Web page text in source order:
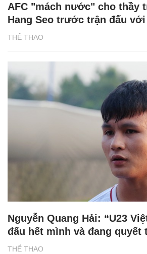
THỂ THAO
AFC "mách nước" cho thầy
Hang Seo trước trận đấu với
THỂ THAO
Nguyễn Quang Hải: “U23
đấu hết mình và đang quyết